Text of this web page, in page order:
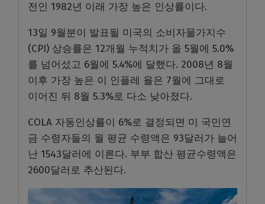
전인 1982년 이래 가장 높은 인상률이다.
13일 9월분이 발표될 미국의 소비자물가지수
(CPI) 상승률은 12개월 누적치가 올 5월에 5.0%
를 넘어섰고 6월에 5.4%에 달했다. 2008년 8월
이후 가장 높은 이 인플레 율은 7월에 그대로
이어진 뒤 8월 5.3%로 다소 낮아졌다.
COLA 자동인상률이 6%로 결정되면 미 국민연
금 수령자들의 월 평균 수령액은 93달러가 늘어
난 1543달러에 이른다. 부부 합산 평균수령액은
2600달러로 추산된다.